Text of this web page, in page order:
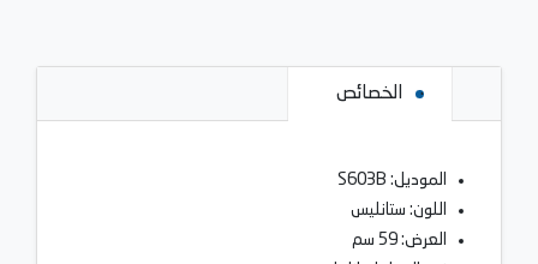
الخصائص
الموديل: S603B
اللون: ستانليس
العرض: 59 سم